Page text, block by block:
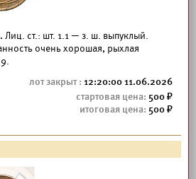
Лиц. ст.: шт. 1.1 — з. ш. выпуклый.
очень хорошая, рыхлая
12:20:00 11.06.2026
500
500